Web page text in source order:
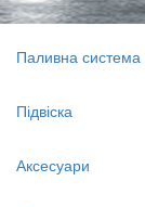
Паливна система
Підвіска
Аксесуари